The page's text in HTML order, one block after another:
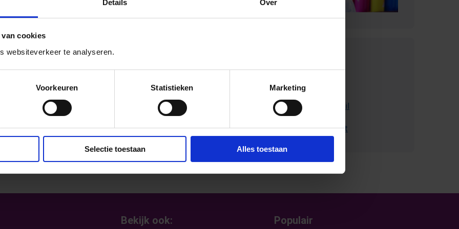
Details Over
cookies
websiteverkeer te analyseren.
Voorkeuren Statistieken Marketing
Selectie toestaan Alles toestaan
docent kijken als er iets
tijdens de tweede meeting voor alle
aanlokkelijke kansen rond de EuroGames
Hordijk van de bieb over hun nieuwe
Laat het dan even weten via
Stuur ons een e-mail
Bel met Schoolsout
Bekijk ook: Populair